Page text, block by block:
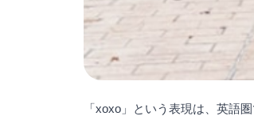
「xoxo」という表現は、英語